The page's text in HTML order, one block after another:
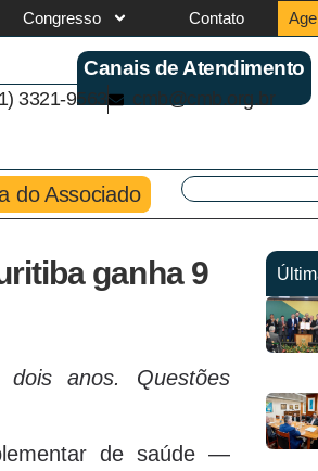
Congresso Contato
Canais de Atendimento
3321-9563 cmb@cmb.org.br
do Associado
ganha 9
anos. Questões
de saúde —